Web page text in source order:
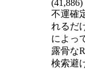
(41,886)
不運確
れるだ
によっ
露骨な
検索避